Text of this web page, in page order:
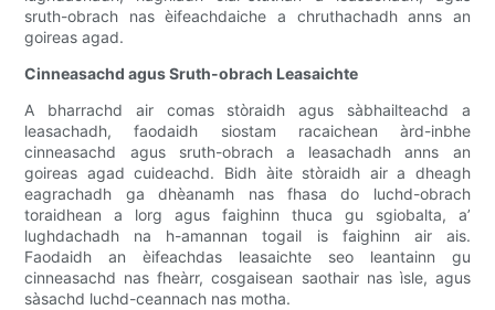
sruth-obrach nas èifeachdaiche a chruthachadh anns an
goireas agad.
Cinneasachd agus Sruth-obrach Leasaichte
A bharrachd air comas stòraidh agus sàbhailteachd a
leasachadh, faodaidh siostam racaichean àrd-inbhe
cinneasachd agus sruth-obrach a leasachadh anns an
goireas agad cuideachd. Bidh àite stòraidh air a dheagh
eagrachadh ga dhèanamh nas fhasa do luchd-obrach
toraidhean a lorg agus faighinn thuca gu sgiobalta, a’
lughdachadh na h-amannan togail is faighinn air ais.
Faodaidh an èifeachdas leasaichte seo leantainn gu
cinneasachd nas fheàrr, cosgaisean saothair nas ìsle, agus
sàsachd luchd-ceannach nas motha.